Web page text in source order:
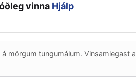
vinna Hjálp
mörgum tungumálum. Vinsamlegast